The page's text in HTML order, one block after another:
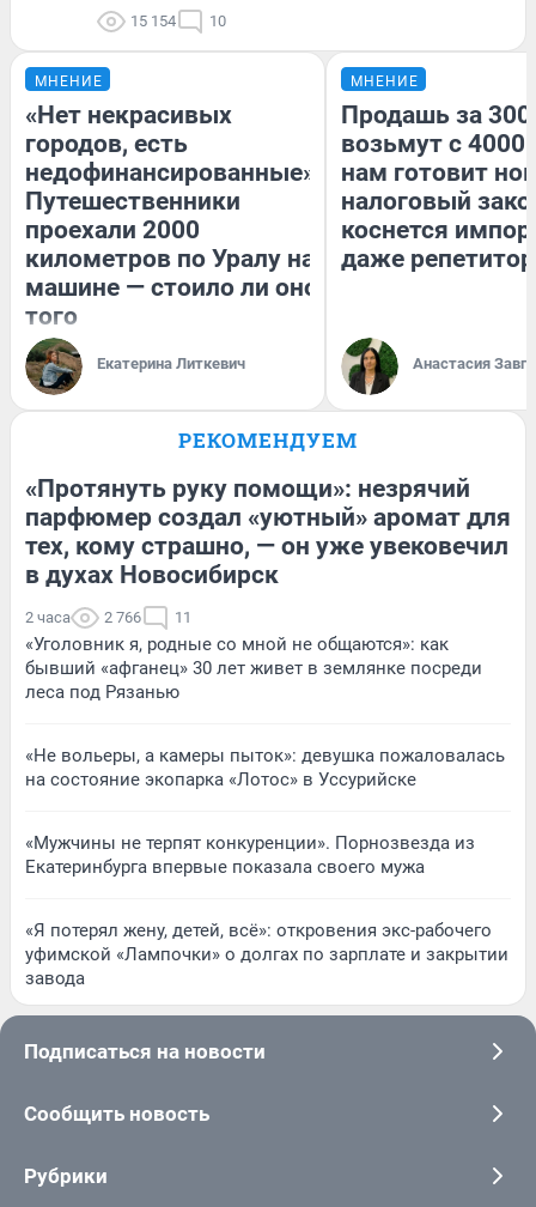
15 154 10
МНЕНИЕ
«Нет некрасивых
городов, есть
недофинансированные».
Путешественники
проехали 2000
километров по Уралу на
машине — стоило ли оно
того
Екатерина Литкевич
МНЕНИЕ
Продашь за
возьмут с
нам готовит
налоговый
коснется
даже
Анастасия
РЕКОМЕНДУЕМ
«Протянуть руку помощи»: незрячий
парфюмер создал «уютный» аромат для
тех, кому страшно, — он уже увековечил
в духах Новосибирск
2 часа 2 766 11
«Уголовник я, родные со мной не общаются»: как
бывший «афганец» 30 лет живет в землянке посреди
леса под Рязанью
«Не вольеры, а камеры пыток»: девушка пожаловалась
на состояние экопарка «Лотос» в Уссурийске
«Мужчины не терпят конкуренции». Порнозвезда из
Екатеринбурга впервые показала своего мужа
«Я потерял жену, детей, всё»: откровения экс-рабочего
уфимской «Лампочки» о долгах по зарплате и закрытии
завода
Подписаться на новости
Сообщить новость
Рубрики